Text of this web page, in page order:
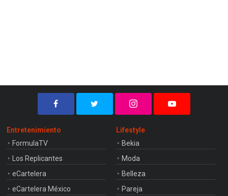
Entretenimiento
FormulaTV
Los Replicantes
eCartelera
eCartelera México
Lifestyle
Bekia
Moda
Belleza
Pareja